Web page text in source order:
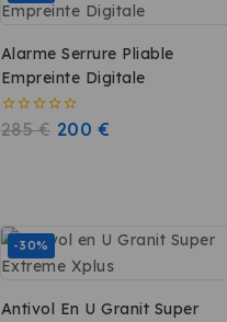
Alarme Serrure Pliable
Empreinte Digitale
0
285€ 200€
-30%
Antivol En U Granit Super